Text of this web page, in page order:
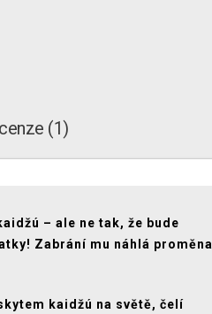
(1)
– ale ne tak, že bude
Zabrání mu náhlá proměna
kaidžú na světě, čelí